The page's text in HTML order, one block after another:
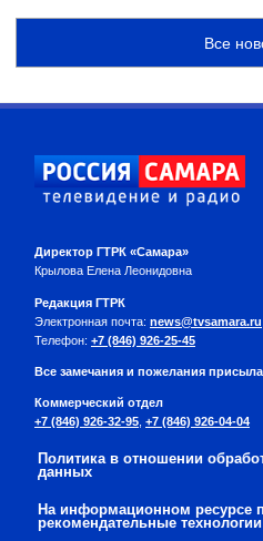
Все
Директор ГТРК «Самара»
Крылова Елена Леонидовна
Редакция ГТРК
Электронная почта: news@tvsamara.ru
Телефон: +7 (846) 926-25-45
Все замечания и пожелания
Коммерческий отдел
+7 (846) 926-32-95 +7 (846) 926-04-04
Политика в отношении
данных
На информационном ресурсе
рекомендательные технологии